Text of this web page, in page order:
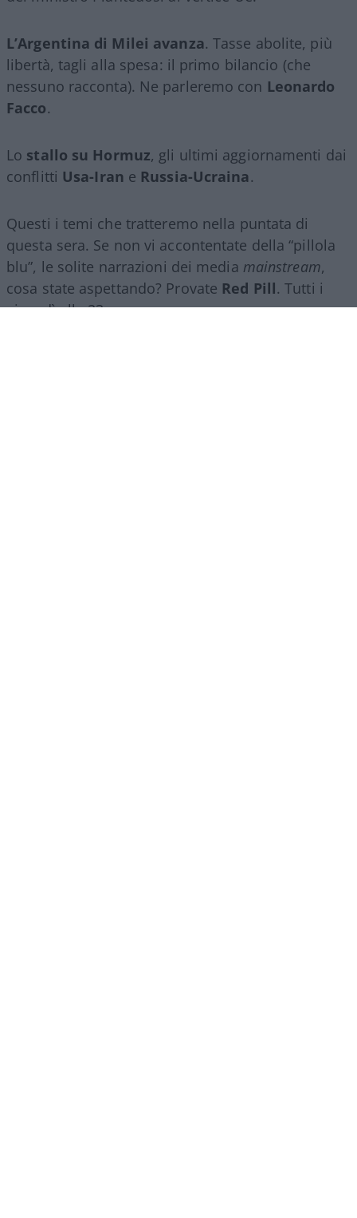
L’Argentina di Milei avanza. Tasse abolite, più
libertà, tagli alla spesa: il primo bilancio (che
nessuno racconta). Ne parleremo con Leonardo
Facco.
Lo stallo su Hormuz, gli ultimi aggiornamenti dai
conflitti Usa-Iran e Russia-Ucraina.
Questi i temi che tratteremo nella puntata di
questa sera. Se non vi accontentate della “pillola
blu”, le solite narrazioni dei media mainstream,
cosa state aspettando? Provate Red Pill. Tutti i
giovedì alle 23